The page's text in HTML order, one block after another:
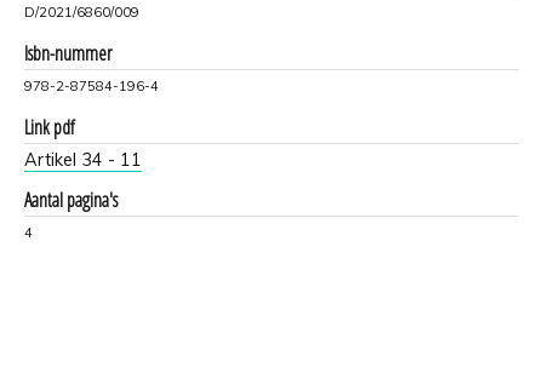
D/2021/6860/009
Isbn-nummer
978-2-87584-196-4
Link pdf
Artikel 34 - 11
Aantal pagina's
4